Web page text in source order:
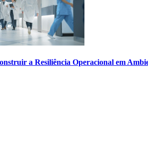
a Resiliência Operacional em